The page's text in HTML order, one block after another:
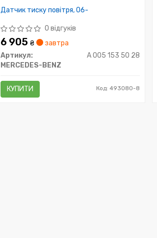
Датчик тиску повітря, 06-
0 відгуків
6 905₴
завтра
Артикул:
A 005 153 50 28
MERCEDES-BENZ
КУПИТИ Код: 493080-8